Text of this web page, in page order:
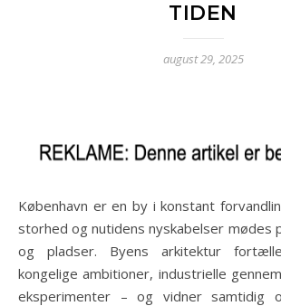
TIDEN
august 29, 2025
København er en by i konstant forvandling, hvor fortidens
storhed og nutidens nyskabelser mødes
og pladser. Byens arkitektur
kongelige ambitioner, industrielle
eksperimenter – og vidner samtidig